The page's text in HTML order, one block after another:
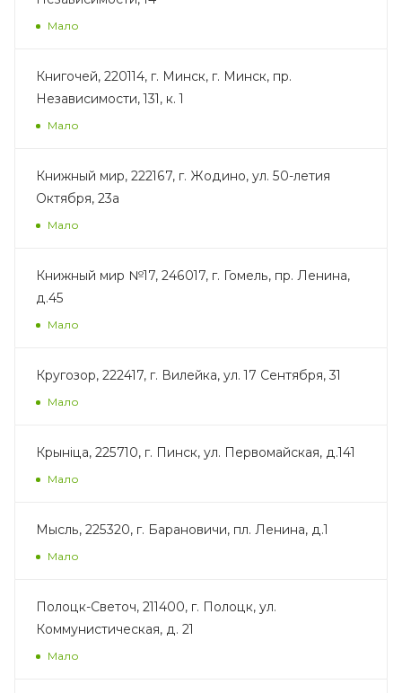
Мало
Книгочей, 220114, г. Минск, г. Минск, пр.
Независимости, 131, к. 1
Мало
Книжный мир, 222167, г. Жодино, ул. 50-летия
Октября, 23а
Мало
Книжный мир №17, 246017, г. Гомель, пр. Ленина,
д.45
Мало
Кругозор, 222417, г. Вилейка, ул. 17 Сентября, 31
Мало
Крынiца, 225710, г. Пинск, ул. Первомайская, д.141
Мало
Мысль, 225320, г. Барановичи, пл. Ленина, д.1
Мало
Полоцк-Светоч, 211400, г. Полоцк, ул.
Коммунистическая, д. 21
Мало